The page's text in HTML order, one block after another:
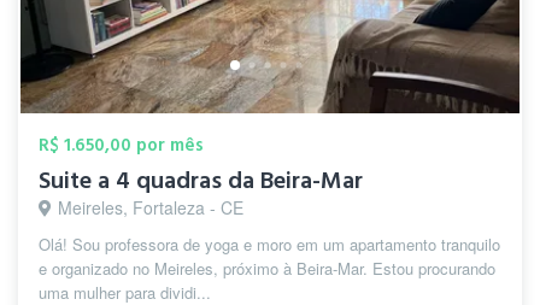
R$ 1.650,00 por mês
Suite a 4 quadras da Beira-Mar
Meireles, Fortaleza - CE
Olá! Sou professora de yoga e moro em um apartamento tranquilo
e organizado no Meireles, próximo à Beira-Mar. Estou procurando
uma mulher para dividi...